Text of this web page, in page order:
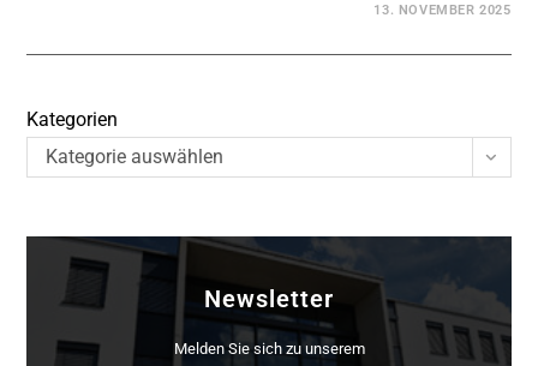
13. NOVEMBER 2025
Kategorien
Kategorie auswählen
Newsletter
Melden Sie sich zu unserem